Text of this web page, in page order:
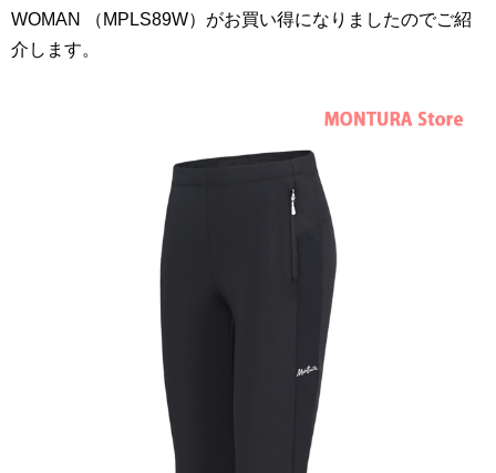
WOMAN （MPLS89W）がお買い得になりましたのでご紹
介します。